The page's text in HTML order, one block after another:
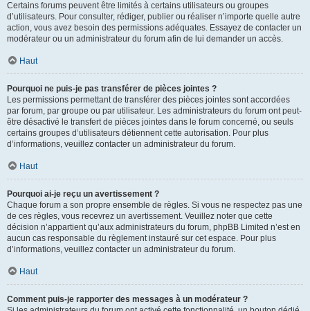
Certains forums peuvent être limités à certains utilisateurs ou groupes
d’utilisateurs. Pour consulter, rédiger, publier ou réaliser n’importe quelle autre
action, vous avez besoin des permissions adéquates. Essayez de contacter un
modérateur ou un administrateur du forum afin de lui demander un accès.
Haut
Pourquoi ne puis-je pas transférer de pièces jointes ?
Les permissions permettant de transférer des pièces jointes sont accordées
par forum, par groupe ou par utilisateur. Les administrateurs du forum ont peut-
être désactivé le transfert de pièces jointes dans le forum concerné, ou seuls
certains groupes d’utilisateurs détiennent cette autorisation. Pour plus
d’informations, veuillez contacter un administrateur du forum.
Haut
Pourquoi ai-je reçu un avertissement ?
Chaque forum a son propre ensemble de règles. Si vous ne respectez pas une
de ces règles, vous recevrez un avertissement. Veuillez noter que cette
décision n’appartient qu’aux administrateurs du forum, phpBB Limited n’est en
aucun cas responsable du règlement instauré sur cet espace. Pour plus
d’informations, veuillez contacter un administrateur du forum.
Haut
Comment puis-je rapporter des messages à un modérateur ?